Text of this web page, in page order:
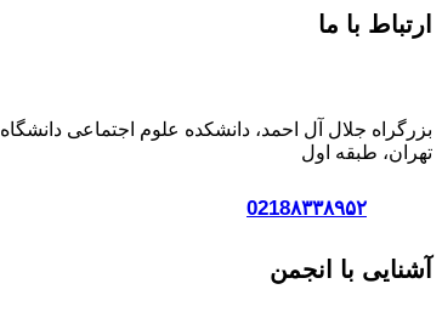
ارتباط با ما
بزرگراه جلال آل احمد، دانشکده علوم اجتماعی دانشگاه
تهران، طبقه اول
0218۸۳۳۸۹۵۲
آشنایی با انجمن